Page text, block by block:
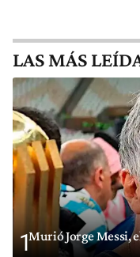
LAS MÁS
1Murió Jorge Messi,